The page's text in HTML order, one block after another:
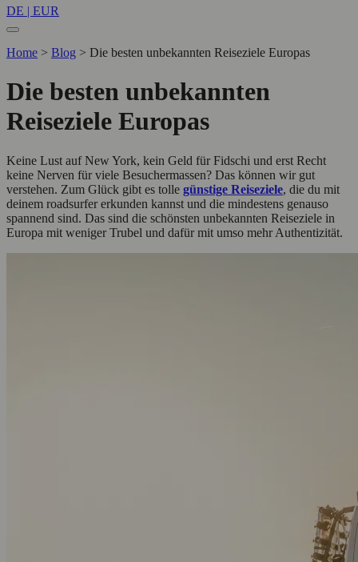
DE | EUR
Home > Blog > Die besten unbekannten Reiseziele Europas
Die besten unbekannten
Reiseziele Europas
Keine Lust auf New York, kein Geld für Fidschi und erst Recht
keine Nerven für viele Besuchermassen? Das können wir gut
verstehen. Zum Glück gibt es tolle günstige Reiseziele, die du mit
deinem roadsurfer erkunden kannst und die mindestens genauso
spannend sind. Das sind die schönsten unbekannten Reiseziele in
Europa mit weniger Trubel und dafür mit umso mehr Authentizität.